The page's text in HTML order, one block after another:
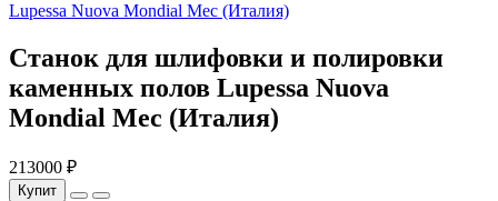
Станок для шлифовки и полировки
каменных полов Lupessa Nuova
Mondial Mec (Италия)
213000 ₽
Купит